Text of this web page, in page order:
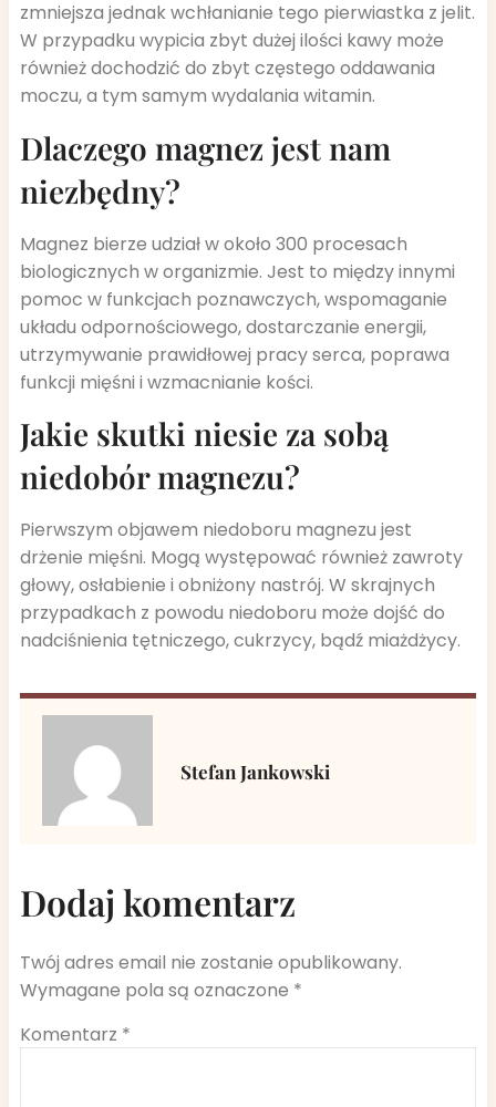
zmniejsza jednak wchłanianie tego pierwiastka z jelit.
W przypadku wypicia zbyt dużej ilości kawy może
również dochodzić do zbyt częstego oddawania
moczu, a tym samym wydalania witamin.
Dlaczego magnez jest nam
niezbędny?
Magnez bierze udział w około 300 procesach
biologicznych w organizmie. Jest to między innymi
pomoc w funkcjach poznawczych, wspomaganie
układu odpornościowego, dostarczanie energii,
utrzymywanie prawidłowej pracy serca, poprawa
funkcji mięśni i wzmacnianie kości.
Jakie skutki niesie za sobą
niedobór magnezu?
Pierwszym objawem niedoboru magnezu jest
drżenie mięśni. Mogą występować również zawroty
głowy, osłabienie i obniżony nastrój. W skrajnych
przypadkach z powodu niedoboru może dojść do
nadciśnienia tętniczego, cukrzycy, bądź miażdżycy.
Stefan Jankowski
Dodaj komentarz
Twój adres email nie zostanie opublikowany.
Wymagane pola są oznaczone *
Komentarz *